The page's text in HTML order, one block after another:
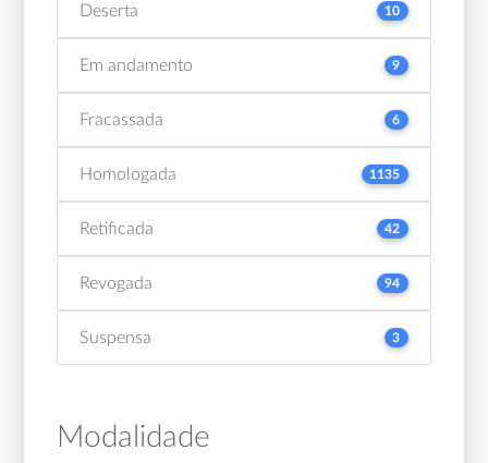
Deserta 10
Em andamento 9
Fracassada 6
Homologada 1135
Retificada 42
Revogada 94
Suspensa 3
Modalidade